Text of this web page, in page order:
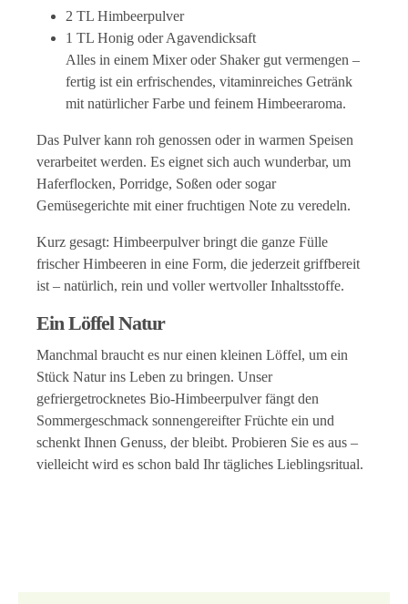
2 TL Himbeerpulver
1 TL Honig oder Agavendicksaft
Alles in einem Mixer oder Shaker gut vermengen –
fertig ist ein erfrischendes, vitaminreiches Getränk
mit natürlicher Farbe und feinem Himbeeraroma.
Das Pulver kann roh genossen oder in warmen Speisen
verarbeitet werden. Es eignet sich auch wunderbar, um
Haferflocken, Porridge, Soßen oder sogar
Gemüsegerichte mit einer fruchtigen Note zu veredeln.
Kurz gesagt: Himbeerpulver bringt die ganze Fülle
frischer Himbeeren in eine Form, die jederzeit griffbereit
ist – natürlich, rein und voller wertvoller Inhaltsstoffe.
Ein Löffel Natur
Manchmal braucht es nur einen kleinen Löffel, um ein
Stück Natur ins Leben zu bringen. Unser
gefriergetrocknetes Bio-Himbeerpulver fängt den
Sommergeschmack sonnengereifter Früchte ein und
schenkt Ihnen Genuss, der bleibt. Probieren Sie es aus –
vielleicht wird es schon bald Ihr tägliches Lieblingsritual.